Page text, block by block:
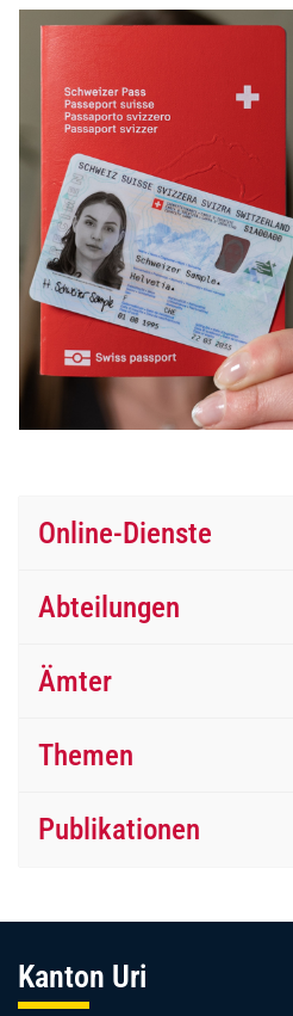
Online-Dienste
Abteilungen
Ämter
Themen
Publikationen
Kanton Uri